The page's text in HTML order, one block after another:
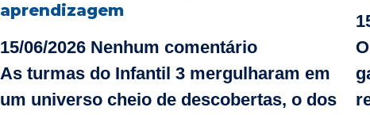
aprendizagem
15/06/2026 Nenhum comentário
As turmas do Infantil 3 mergulharam em
um universo cheio de descobertas, o dos